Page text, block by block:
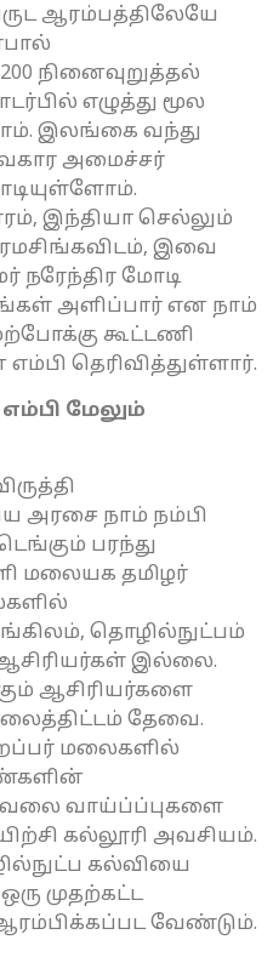
ஆரம்பத்திலேயே
நினைவுறுத்தல்
எழுத்து மூல
இலங்கை வந்து
அமைச்சர்
இந்தியா செல்லும்
இவை
நரேந்திர மோடி
அளிப்பார் என நாம்
கூட்டணி
தெரிவித்துள்ளார்.
மேலும்
அரசை நாம் நம்பி
பரந்து
மலையக தமிழர்
தொழில்நுட்பம்
இல்லை.
ஆசிரியர்களை
தேவை.
மலைகளில்
வாய்ப்ப்புகளை
கல்லூரி அவசியம்.
கல்வியை
முதற்கட்ட
வேண்டும்.